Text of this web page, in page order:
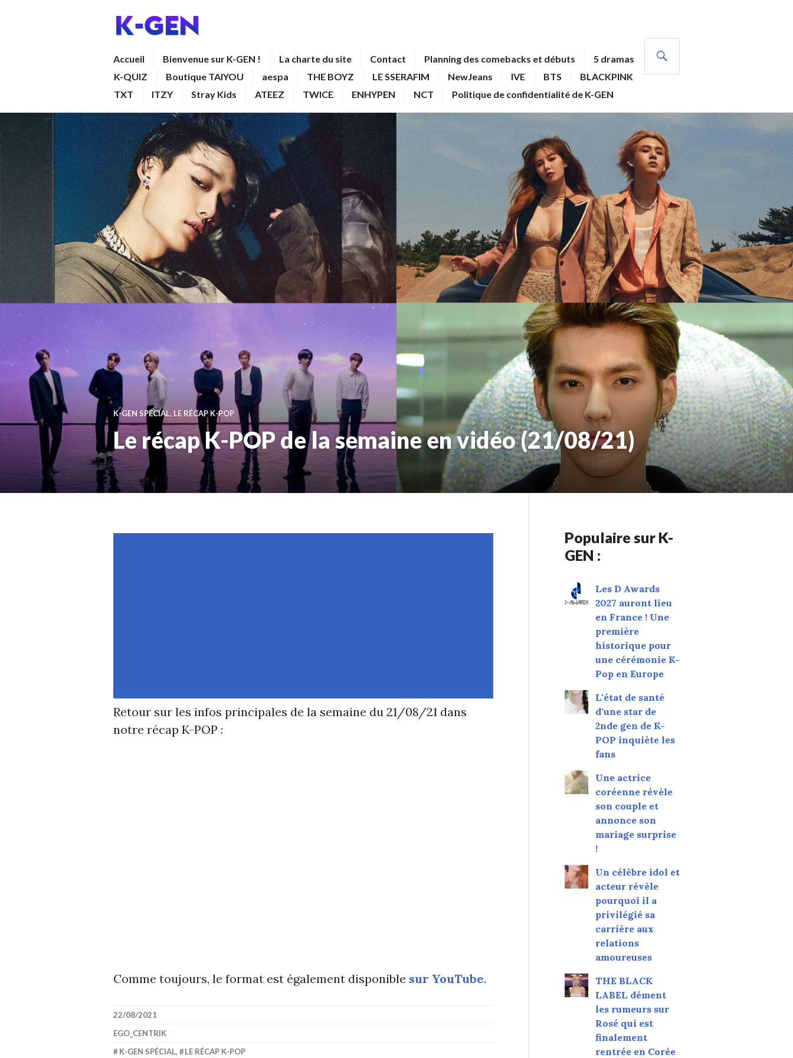
Accueil Bienvenue sur K-GEN ! La charte du site Contact Planning des comebacks et débuts
5 dramas
K-QUIZ
Boutique TAIYOU aespa THE BOYZ LE SSERAFIM NewJeans IVE BTS
BLACKPINK
TXT
ITZY Stray Kids ATEEZ TWICE ENHYPEN NCT Politique de confidentialité de K-GEN
K-GEN SPÉCIAL, LE RÉCAP K-POP
Le récap K-POP de la semaine en vidéo (21/08/21)
Retour sur les infos principales de la semaine du 21/08/21 dans
notre récap K-POP :
Comme toujours, le format est également disponible sur YouTube.
22/08/2021
EGO_CENTRIK
K-GEN SPÉCIAL, LE RÉCAP K-POP
Populaire sur K-
GEN :
Les D Awards
2027 auront lieu
en France ! Une
première
historique pour
une cérémonie K-
Pop en Europe
L'état de santé
d'une star de
2nde gen de K-
POP inquiète les
fans
Une actrice
coréenne révèle
son couple et
annonce son
mariage surprise
!
Un célèbre idol et
acteur révèle
pourquoi il a
privilégié sa
carrière aux
relations
amoureuses
THE BLACK
LABEL dément
les rumeurs sur
Rosé qui est
finalement
rentrée en Corée